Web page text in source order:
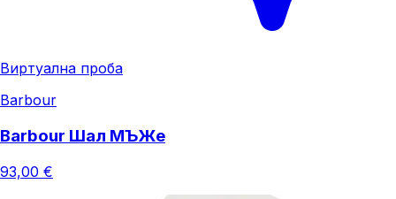
Виртуална проба
Barbour
Barbour Шал МЪЖe
93,00 €